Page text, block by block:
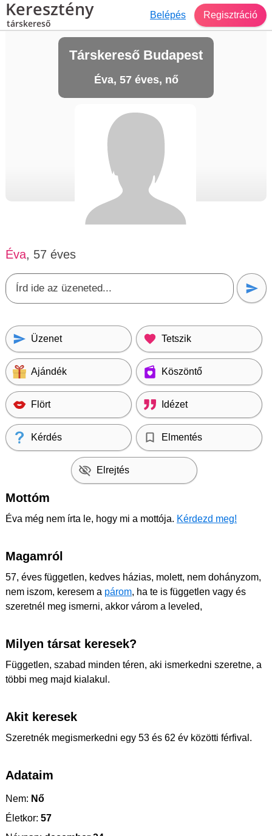
Keresztény
társkereső
Belépés Regisztráció
Társkereső Budapest
Éva, 57 éves, nő
Éva, 57 éves
Üzenet Tetszik
Ajándék Köszöntő
Flört Idézet
Kérdés Elmentés
Elrejtés
Mottóm
Éva még nem írta le, hogy mi a mottója. Kérdezd meg!
Magamról
57, éves független, kedves házias, molett, nem dohányzom,
nem iszom, keresem a párom, ha te is független vagy és
szeretnél meg ismerni, akkor várom a leveled,
Milyen társat keresek?
Független, szabad minden téren, aki ismerkedni szeretne, a
többi meg majd kialakul.
Akit keresek
Szeretnék megismerkedni egy 53 és 62 év közötti férfival.
Adataim
Nem: Nő
Életkor: 57